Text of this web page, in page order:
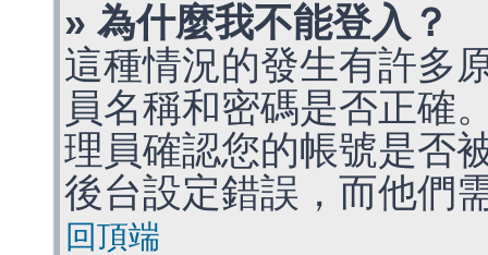
» 為什麼我不能登入？
這種情況的發生有許多
員名稱和密碼是否正確
理員確認您的帳號是否
後台設定錯誤，而他們
回頂端